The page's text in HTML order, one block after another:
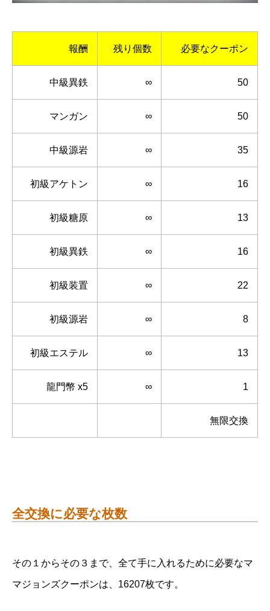
報酬 残り個数 必要なクーポン
中級異鉄 ∞ 50
マンガン ∞ 50
中級源岩 ∞ 35
初級アケトン ∞ 16
初級糖原 ∞ 13
初級異鉄 ∞ 16
初級装置 ∞ 22
初級源岩 ∞ 8
初級エステル ∞ 13
龍門幣 x5 ∞ 1
無限交換
全交換に必要な枚数
その１からその３まで、全て手に入れるために必要なマ
マジョンズクーポンは、16207枚です。